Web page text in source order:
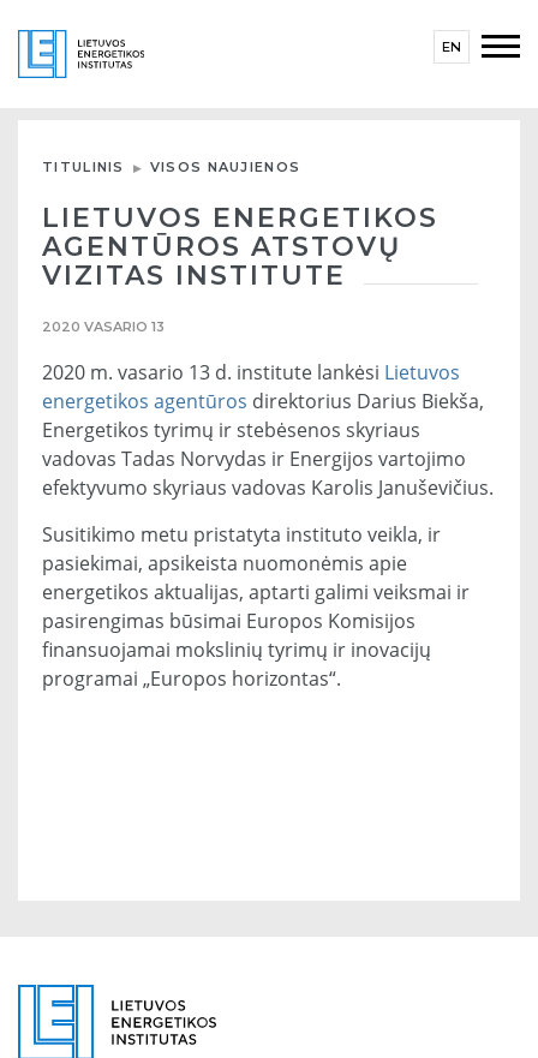
EN
TITULINIS VISOS NAUJIENOS
LIETUVOS ENERGETIKOS
AGENTŪROS ATSTOVŲ
VIZITAS INSTITUTE
2020 VASARIO 13
2020 m. vasario 13 d. institute lankėsi Lietuvos
energetikos agentūros direktorius Darius Biekša,
Energetikos tyrimų ir stebėsenos skyriaus
vadovas Tadas Norvydas ir Energijos vartojimo
efektyvumo skyriaus vadovas Karolis Januševičius.
Susitikimo metu pristatyta instituto veikla, ir
pasiekimai, apsikeista nuomonėmis apie
energetikos aktualijas, aptarti galimi veiksmai ir
pasirengimas būsimai Europos Komisijos
finansuojamai mokslinių tyrimų ir inovacijų
programai „Europos horizontas“.